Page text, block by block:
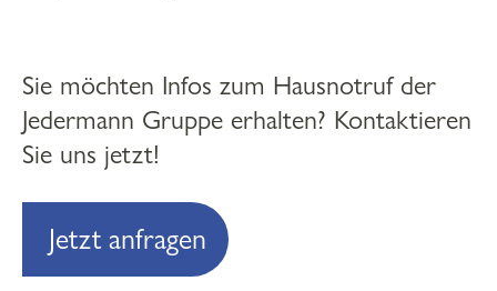
Sie möchten Infos zum Hausnotruf der
Jedermann Gruppe erhalten? Kontaktieren
Sie uns jetzt!
Jetzt anfragen